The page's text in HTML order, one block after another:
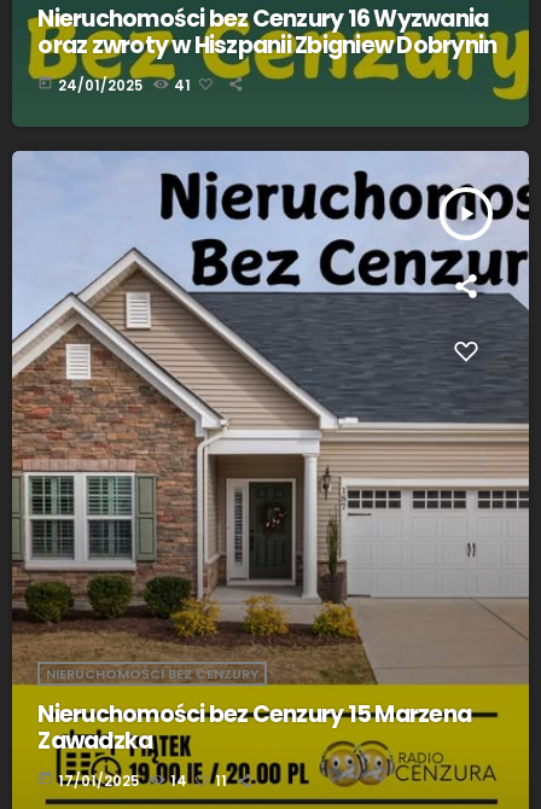
Nieruchomości bez Cenzury 16 Wyzwania
oraz zwroty w Hiszpanii Zbigniew Dobrynin
today 24/01/2025 41
play_arrow
NIERUCHOMOŚCI BEZ CENZURY
Nieruchomości bez Cenzury 15 Marzena
Zawadzka
today 17/01/2025 14 11